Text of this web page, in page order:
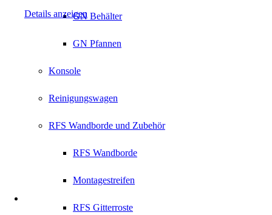
GN Behälter
GN Pfannen
Konsole
Reinigungswagen
RFS Wandborde und Zubehör
RFS Wandborde
Montagestreifen
RFS Gitterroste
Details anzeigen